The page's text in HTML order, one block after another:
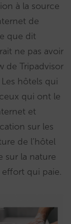
à la source
de
que dit
ne pas avoir
de Tripadvisor
hôtels qui
qui ont le
et
sur les
de l’hôtel
sur la nature
effort qui paie.